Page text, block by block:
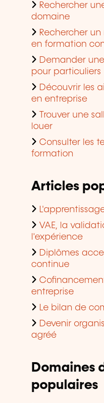
Rechercher
domaine
Rechercher
en formation
Demander
pour particuliers
Découvrir les
en entreprise
Trouver une
louer
Consulter les
formation
Articles
VAE, la
l'expérience
Diplômes
continue
entreprise
Le bilan de
Devenir
agréé
Domaines
populaires